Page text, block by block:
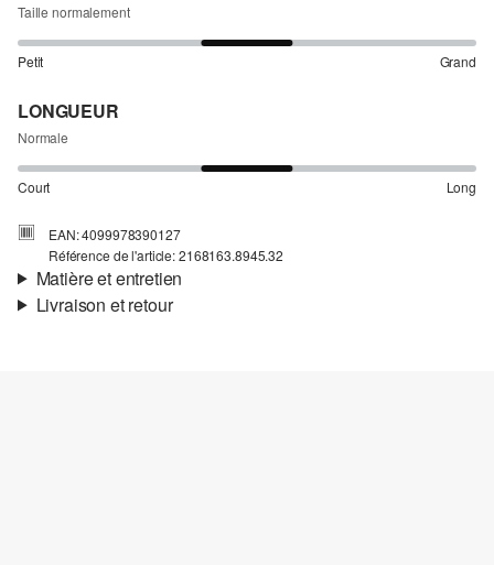
Taille normalement
Petit Grand
LONGUEUR
Normale
Court Long
EAN: 4099978390127
Référence de l'article: 2168163.8945.32
Matière et entretien
Livraison et retour